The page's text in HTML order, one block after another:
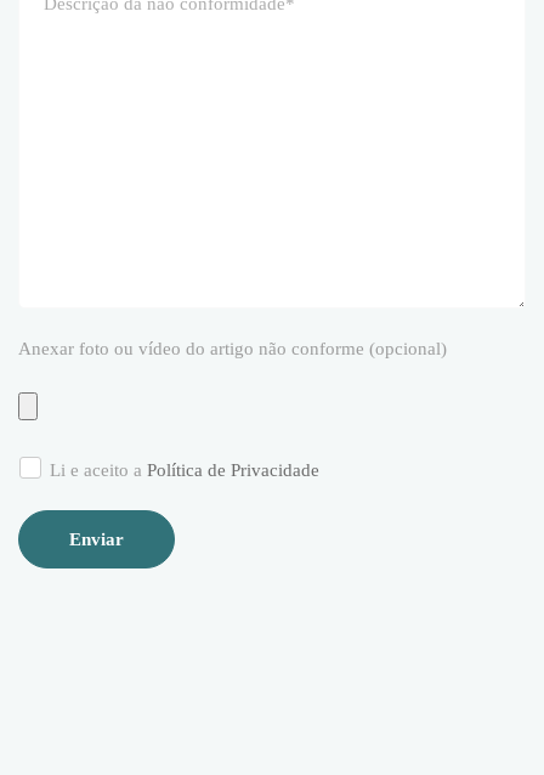
Anexar foto ou vídeo do artigo não conforme (opcional)
Li e aceito a Política de Privacidade